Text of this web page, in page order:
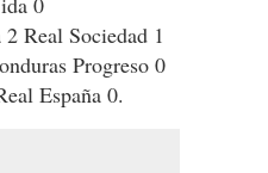
Real Sociedad 1
Progreso 0
España 0.